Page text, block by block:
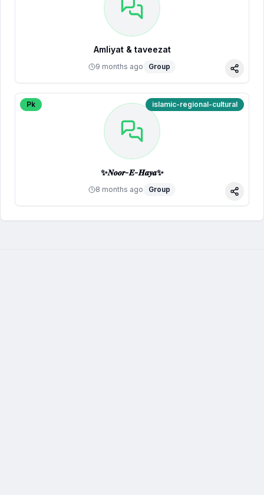
Amliyat & taveezat
9 months ago Group
Share
Pk islamic-regional-cultural
✨𝑵𝒐𝒐𝒓-𝑬-𝑯𝒂𝒚𝒂✨
8 months ago Group
Share